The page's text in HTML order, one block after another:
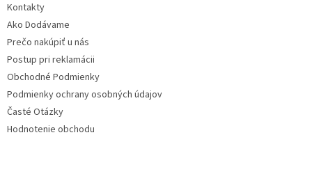
Kontakty
Ako Dodávame
Prečo nakúpiť u nás
Postup pri reklamácii
Obchodné Podmienky
Podmienky ochrany osobných údajov
Časté Otázky
Hodnotenie obchodu